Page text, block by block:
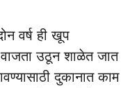
वर्ष ही खूप
उठून शाळेत जात
दुकानात काम